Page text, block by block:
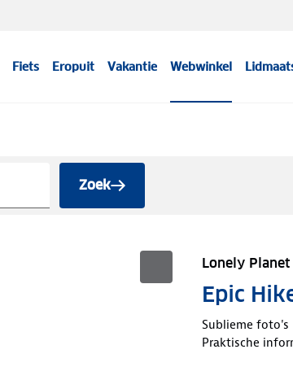
Fiets Eropuit Vakantie Webwinkel
Zoek
Lonely Planet
Epic
Sublieme foto's
Praktische